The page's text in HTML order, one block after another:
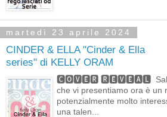
martedì 23 aprile 2024
CINDER & ELLA "Cinder & Ella
series" di KELLY ORAM
🅲🅾🆅🅴🆁 🆁🅴🆅🅴🅰🅻 Salve
che vi presentiamo ora è un
potenzialmente molto
una talen...